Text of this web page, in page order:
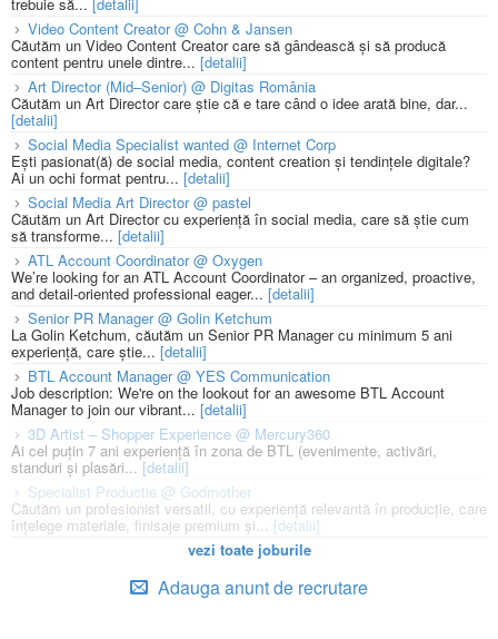
Video Content Creator @ Cohn & Jansen
Căutăm un Video Content Creator care să gândească și să producă
content pentru unele dintre... [detalii]
Art Director (Mid–Senior) @ Digitas România
Căutăm un Art Director care știe că e tare când o idee arată bine, dar...
[detalii]
Social Media Specialist wanted @ Internet Corp
Ești pasionat(ă) de social media, content creation și tendințele digitale?
Ai un ochi format pentru... [detalii]
Social Media Art Director @ pastel
Căutăm un Art Director cu experiență în social media, care să știe cum
să transforme... [detalii]
ATL Account Coordinator @ Oxygen
We’re looking for an ATL Account Coordinator – an organized, proactive,
and detail-oriented professional eager... [detalii]
Senior PR Manager @ Golin Ketchum
La Golin Ketchum, căutăm un Senior PR Manager cu minimum 5 ani
experiență, care știe... [detalii]
BTL Account Manager @ YES Communication
Job description: We're on the lookout for an awesome BTL Account
Manager to join our vibrant... [detalii]
3D Artist – Shopper Experience @ Mercury360
Ai cel puțin 7 ani experiență în zona de BTL (evenimente, activări,
standuri și plasări... [detalii]
Specialist Productie @ Godmother
Căutăm un profesionist versatil, cu experiență relevantă în producție, care
înțelege materiale, finisaje premium și... [detalii]
vezi toate joburile
Adauga anunt de recrutare